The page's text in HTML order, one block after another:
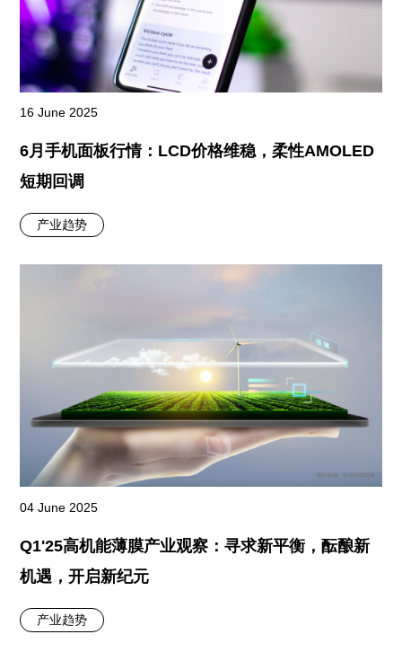
16 June 2025
6月手机面板行情：LCD价格维稳，柔性AMOLED
短期回调
产业趋势
04 June 2025
Q1'25高机能薄膜产业观察：寻求新平衡，酝酿新
机遇，开启新纪元
产业趋势